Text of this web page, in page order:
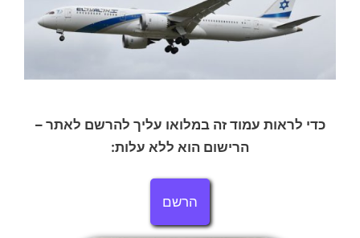
כדי לראות עמוד זה במלואו עליך להרשם לאתר –
הרישום הוא ללא עלות:
הרשם